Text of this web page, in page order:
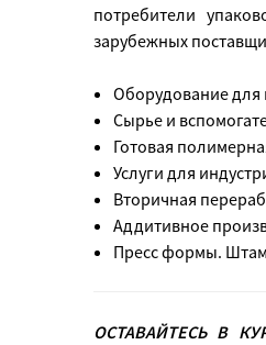
потребители
зарубежных
Оборудование для
Сырье и
Готовая
Услуги для
Вторичная
Аддитивное
Пресс формы.
ОСТАВАЙТЕСЬ В